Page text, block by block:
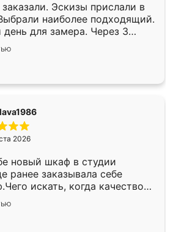
Эскизы прислали в
наиболее подходящий.
день для замера. Через 3
была уже готова. Остались
Спасибо Ренессанс
работу!
2026
новый шкаф в студии
ранее заказывала себе
искать, когда качеством
Служит кухня уже почти
нет.